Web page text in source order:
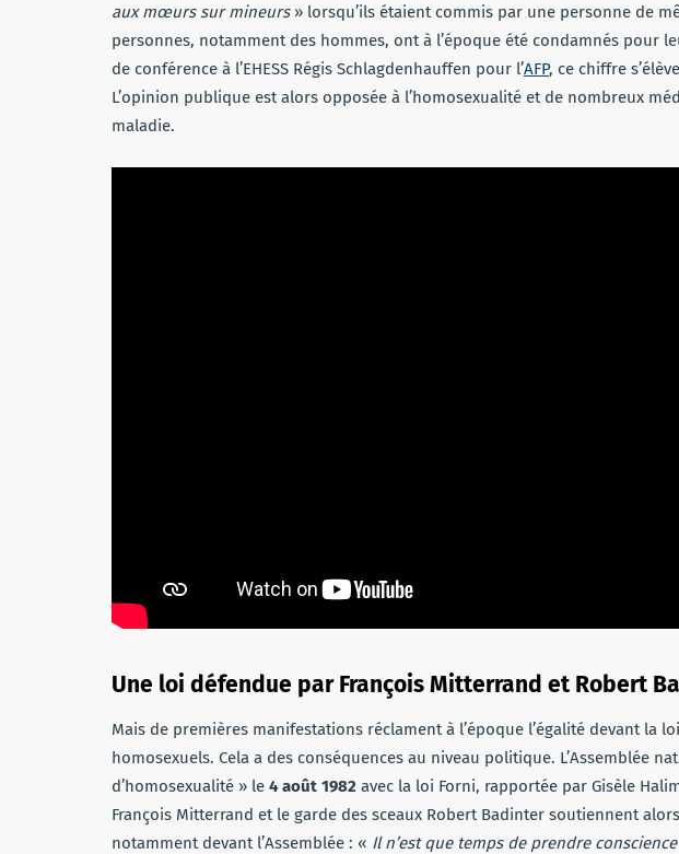
aux mœurs sur mineurs» lorsqu’ils étaient commis par une personne de
personnes, notamment des hommes, ont à l’époque été condamnés pour
de conférence à l’EHESS Régis Schlagdenhauffen pour l’AFP, ce chiffre
L’opinion publique est alors opposée à l’homosexualité et de nombreux
maladie.
Une loi défendue par François Mitterrand et Robert
Mais de premières manifestations réclament à l’époque l’égalité devant la
homosexuels. Cela a des conséquences au niveau politique. L’Assemblée
d’homosexualité » le 4 août 1982 avec la loi Forni, rapportée par Gisèle
François Mitterrand et le garde des sceaux Robert Badinter soutiennent
notamment devant l’Assemblée : « Il n’est que temps de prendre